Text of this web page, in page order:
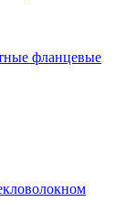
фланцевые